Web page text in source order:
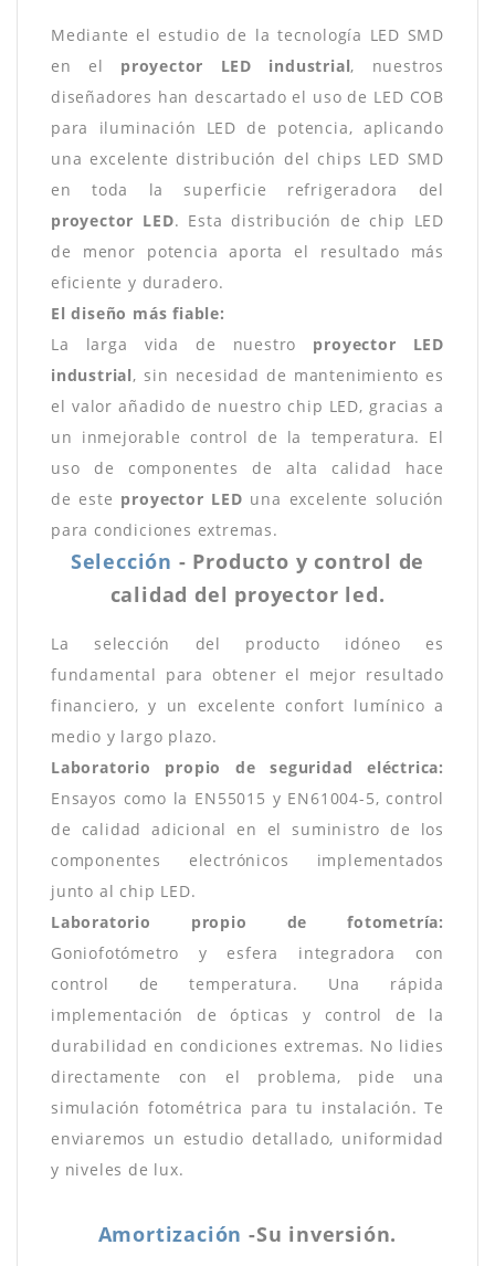
Mediante el estudio de la tecnología LED SMD
en el proyector LED industrial, nuestros
diseñadores han descartado el uso de LED COB
para iluminación LED de potencia, aplicando
una excelente distribución del chips LED SMD
en toda la superficie refrigeradora del
proyector LED. Esta distribución de chip LED
de menor potencia aporta el resultado más
eficiente y duradero.
El diseño más fiable:
La larga vida de nuestro proyector LED
industrial, sin necesidad de mantenimiento es
el valor añadido de nuestro chip LED, gracias a
un inmejorable control de la temperatura. El
uso de componentes de alta calidad hace
de este proyector LED una excelente solución
para condiciones extremas.
Selección - Producto y control de
calidad del proyector led.
La selección del producto idóneo es
fundamental para obtener el mejor resultado
financiero, y un excelente confort lumínico a
medio y largo plazo.
Laboratorio propio de seguridad eléctrica:
Ensayos como la EN55015 y EN61004-5, control
de calidad adicional en el suministro de los
componentes electrónicos implementados
junto al chip LED.
Laboratorio propio de fotometría:
Goniofotómetro y esfera integradora con
control de temperatura. Una rápida
implementación de ópticas y control de la
durabilidad en condiciones extremas. No lidies
directamente con el problema, pide una
simulación fotométrica para tu instalación. Te
enviaremos un estudio detallado, uniformidad
y niveles de lux.
Amortización -Su inversión.